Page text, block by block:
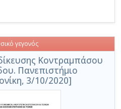
Κοντραμπάσου
Πανεπιστήμιο
3/10/2020]
γεγονός